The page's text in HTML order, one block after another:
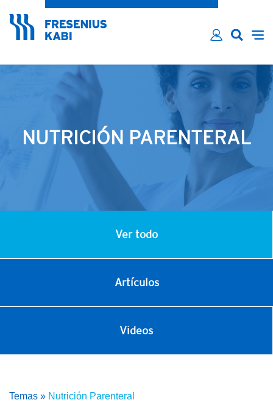
Email*
INICIAR SESIÓN
NUTRICIÓN PARENTERAL
Ver todo
Artículos
Videos
Temas » Nutrición Parenteral